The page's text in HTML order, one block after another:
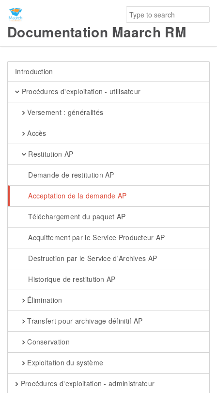
Documentation Maarch RM
Introduction
Procédures d'exploitation - utilisateur
Versement : généralités
Accès
Restitution AP
Demande de restitution AP
Acceptation de la demande AP
Téléchargement du paquet AP
Acquittement par le Service Producteur AP
Destruction par le Service d'Archives AP
Historique de restitution AP
Élimination
Transfert pour archivage définitif AP
Conservation
Exploitation du système
Procédures d'exploitation - administrateur